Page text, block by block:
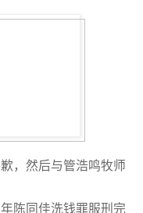
，然后与管浩鸣牧师
陈同佳洗钱罪服刑完